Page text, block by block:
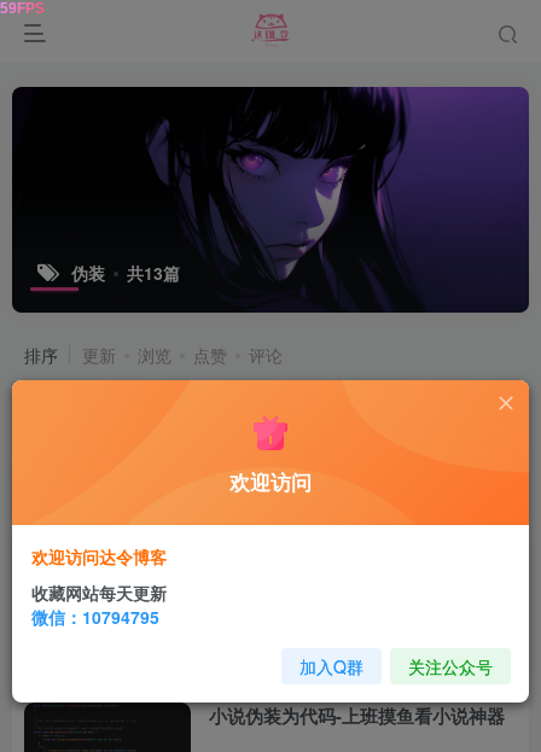
伪装 共13篇
排序 更新 浏览 点赞 评论
《主角》影游中文版
电脑游戏
4天前
27
小说伪装为代码-上班摸鱼看小说神器
欢迎访问
欢迎访问达令博客
收藏网站每天更新
微信：10794795
加入Q群 关注公众号